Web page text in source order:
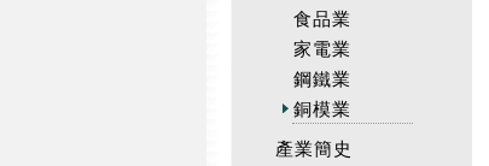
食品業
家電業
鋼鐵業
銅模業
產業簡史